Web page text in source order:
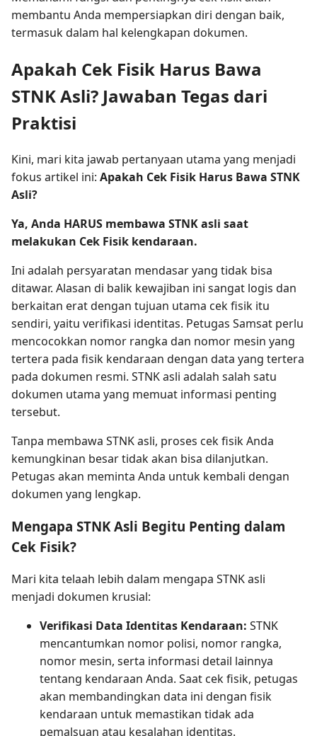
membantu Anda mempersiapkan diri dengan baik,
termasuk dalam hal kelengkapan dokumen.
Apakah Cek Fisik Harus Bawa
STNK Asli? Jawaban Tegas dari
Praktisi
Kini, mari kita jawab pertanyaan utama yang menjadi
fokus artikel ini: Apakah Cek Fisik Harus Bawa STNK
Asli?
Ya, Anda HARUS membawa STNK asli saat
melakukan Cek Fisik kendaraan.
Ini adalah persyaratan mendasar yang tidak bisa
ditawar. Alasan di balik kewajiban ini sangat logis dan
berkaitan erat dengan tujuan utama cek fisik itu
sendiri, yaitu verifikasi identitas. Petugas Samsat perlu
mencocokkan nomor rangka dan nomor mesin yang
tertera pada fisik kendaraan dengan data yang tertera
pada dokumen resmi. STNK asli adalah salah satu
dokumen utama yang memuat informasi penting
tersebut.
Tanpa membawa STNK asli, proses cek fisik Anda
kemungkinan besar tidak akan bisa dilanjutkan.
Petugas akan meminta Anda untuk kembali dengan
dokumen yang lengkap.
Mengapa STNK Asli Begitu Penting dalam
Cek Fisik?
Mari kita telaah lebih dalam mengapa STNK asli
menjadi dokumen krusial:
Verifikasi Data Identitas Kendaraan: STNK
mencantumkan nomor polisi, nomor rangka,
nomor mesin, serta informasi detail lainnya
tentang kendaraan Anda. Saat cek fisik, petugas
akan membandingkan data ini dengan fisik
kendaraan untuk memastikan tidak ada
pemalsuan atau kesalahan identitas.